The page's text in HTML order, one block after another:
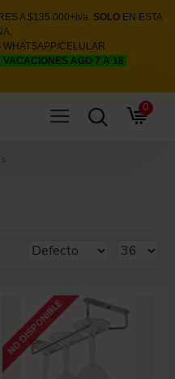
A $135.000+iva. SOLOEN ESTA
CELULAR
AGO 7 A 18
0
NO DISPONIBLE